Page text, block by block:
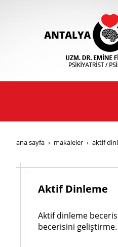
ana sayfa makaleler aktif
Aktif Dinleme
Aktif dinleme
becerisini geliştirme.